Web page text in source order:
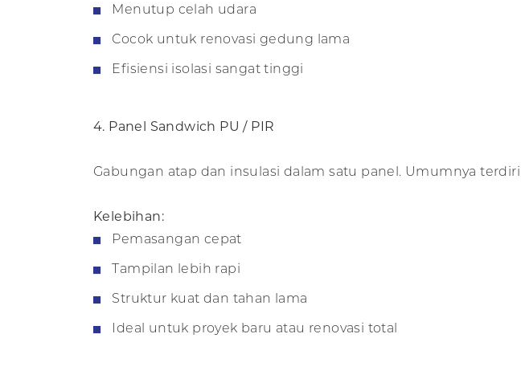
Menutup celah udara
Cocok untuk renovasi gedung lama
Efisiensi isolasi sangat tinggi
4. Panel Sandwich PU / PIR
Gabungan atap dan insulasi dalam satu panel. Umumnya
Kelebihan:
Pemasangan cepat
Tampilan lebih rapi
Struktur kuat dan tahan lama
Ideal untuk proyek baru atau renovasi total